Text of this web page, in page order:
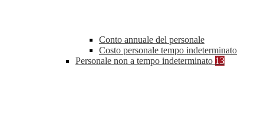
Conto annuale del personale
Costo personale tempo indeterminato
Personale non a tempo indeterminato 13